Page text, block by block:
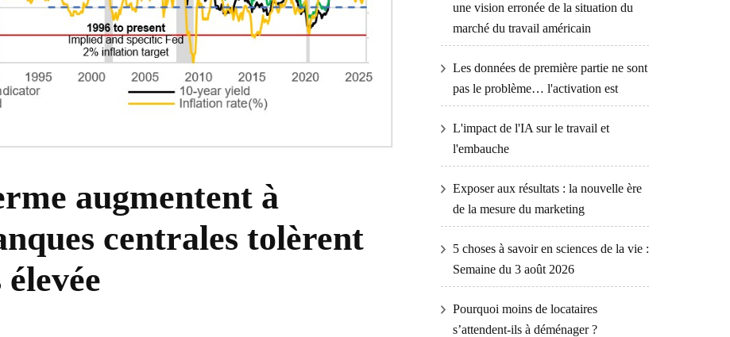
augmentent à
centrales tolèrent
une vision erronée de la situation du
marché du travail américain
Les données de première partie ne sont
pas le problème… l'activation est
L'impact de l'IA sur le travail et
l'embauche
Exposer aux résultats : la nouvelle ère
de la mesure du marketing
5 choses à savoir en sciences de la vie :
Semaine du 3 août 2026
Pourquoi moins de locataires
s’attendent-ils à déménager ?